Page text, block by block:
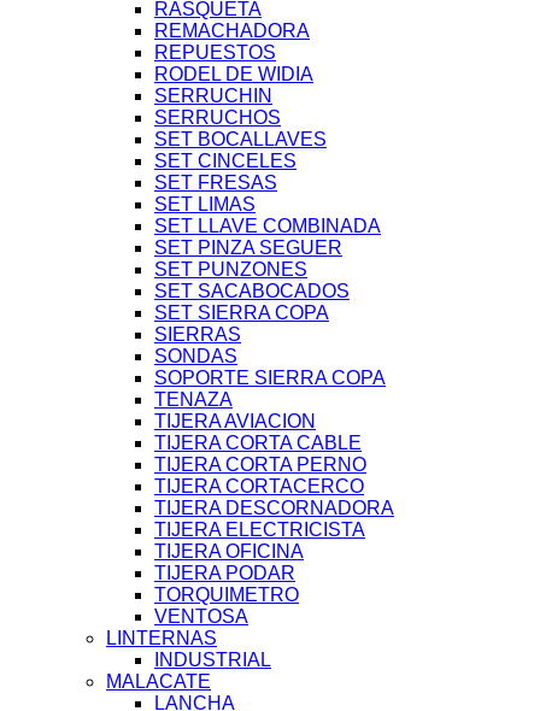
RASQUETA
REMACHADORA
REPUESTOS
RODEL DE WIDIA
SERRUCHIN
SERRUCHOS
SET BOCALLAVES
SET CINCELES
SET FRESAS
SET LIMAS
SET LLAVE COMBINADA
SET PINZA SEGUER
SET PUNZONES
SET SACABOCADOS
SET SIERRA COPA
SIERRAS
SONDAS
SOPORTE SIERRA COPA
TENAZA
TIJERA AVIACION
TIJERA CORTA CABLE
TIJERA CORTA PERNO
TIJERA CORTACERCO
TIJERA DESCORNADORA
TIJERA ELECTRICISTA
TIJERA OFICINA
TIJERA PODAR
TORQUIMETRO
VENTOSA
LINTERNAS
INDUSTRIAL
MALACATE
LANCHA